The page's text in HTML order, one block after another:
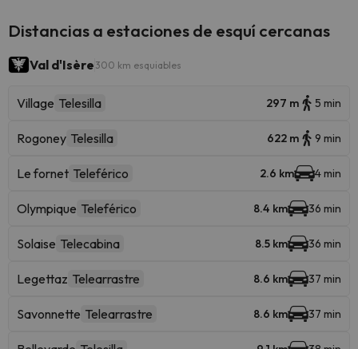
Distancias a estaciones de esquí cercanas
Val d'Isère 300 km esquiables
Village Telesilla 297 m 5 min
Rogoney Telesilla 622 m 9 min
Le fornet Teleférico 2.6 km 4 min
Olympique Teleférico 8.4 km 36 min
Solaise Telecabina 8.5 km 36 min
Legettaz Telearrastre 8.6 km 37 min
Savonnette Telearrastre 8.6 km 37 min